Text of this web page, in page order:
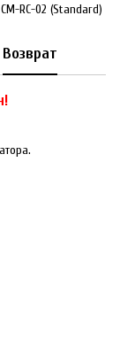
RC-02 (Standard)
Возврат